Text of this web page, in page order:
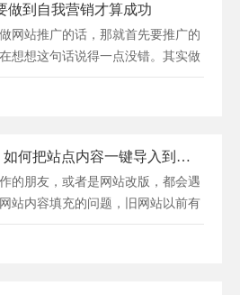
做到自我营销才算成功
网站推广的话，那就首先要推广的
想想这句话说得一点没错。其实做
是在......
建站更新 | 如何把站点内容一键导入到新系统
的朋友，或者是网站改版，都会遇
站内容填充的问题，旧网站以前有
们怎......